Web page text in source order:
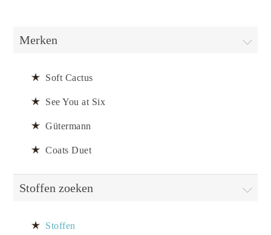
Merken
Soft Cactus
See You at Six
Gütermann
Coats Duet
Stoffen zoeken
Stoffen